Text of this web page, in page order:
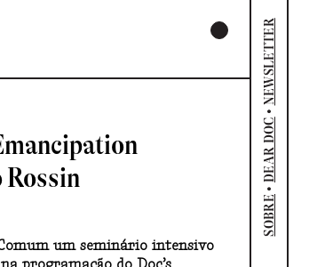
Rossin
um seminário intensivo
SOBRE
•
DEAR DOC
•
NEWSLETTER